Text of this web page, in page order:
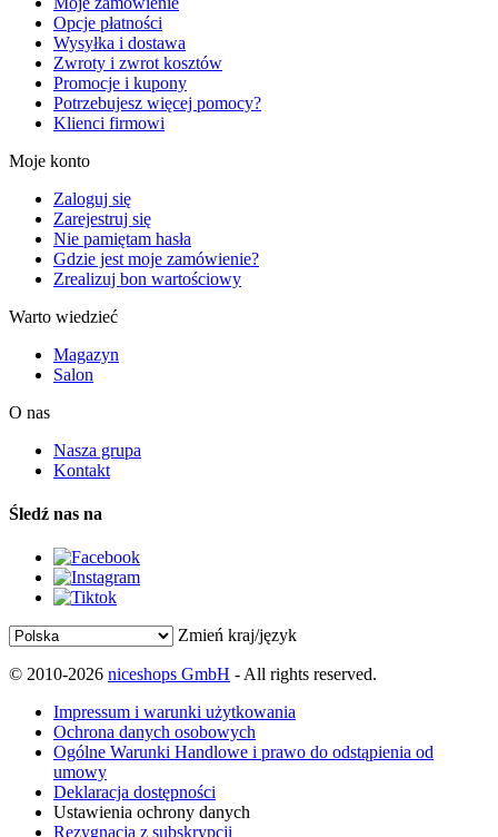
Opcje płatności
Wysyłka i dostawa
Zwroty i zwrot kosztów
Promocje i kupony
Potrzebujesz więcej pomocy?
Klienci firmowi
Moje konto
Zaloguj się
Zarejestruj się
Nie pamiętam hasła
Gdzie jest moje zamówienie?
Zrealizuj bon wartościowy
Warto wiedzieć
Magazyn
Salon
O nas
Nasza grupa
Kontakt
Śledź nas na
Zmień kraj/język
© 2010-2026 niceshops GmbH - All rights reserved.
Impressum i warunki użytkowania
Ochrona danych osobowych
Ogólne Warunki Handlowe i prawo do odstąpienia od
umowy
Deklaracja dostępności
Ustawienia ochrony danych
Rezygnacja z subskrypcji